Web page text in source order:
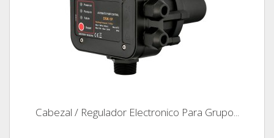
Cabezal / Regulador Electronico Para Grupo...